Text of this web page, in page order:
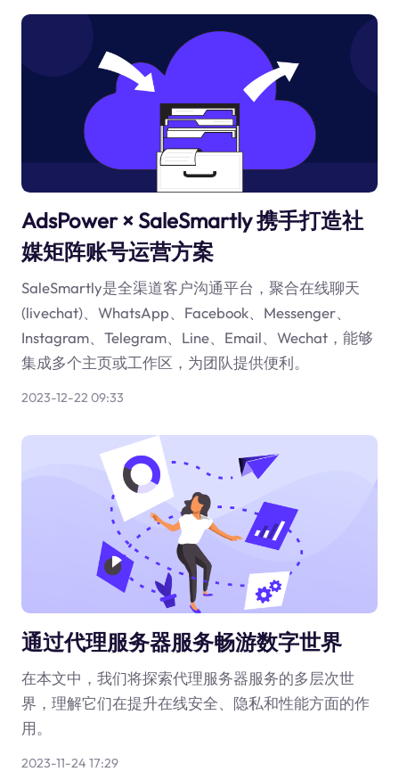
AdsPower × SaleSmartly 携手打造社
媒矩阵账号运营方案
SaleSmartly是全渠道客户沟通平台，聚合在线聊天
(livechat)、WhatsApp、Facebook、Messenger、
Instagram、Telegram、Line、Email、Wechat，能够
集成多个主页或工作区，为团队提供便利。
2023-12-22 09:33
通过代理服务器服务畅游数字世界
在本文中，我们将探索代理服务器服务的多层次世
界，理解它们在提升在线安全、隐私和性能方面的作
用。
2023-11-24 17:29